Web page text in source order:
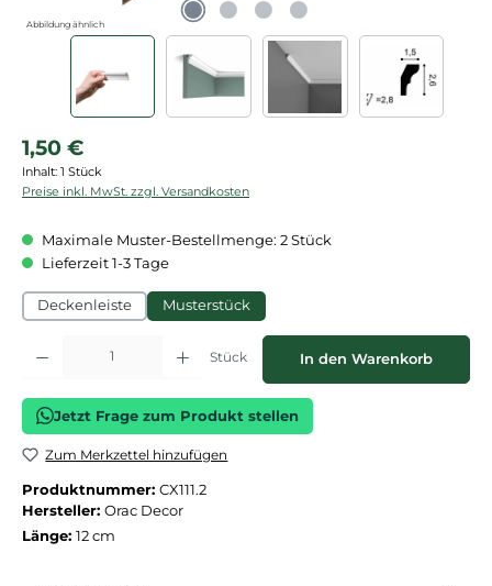
Abbildung ähnlich
Regulärer Preis:
1,50 €
Inhalt: 1 Stück
Preise inkl. MwSt. zzgl. Versandkosten
Maximale Muster-Bestellmenge: 2 Stück
Lieferzeit 1-3 Tage
Deckenleiste Musterstück
Produkt Anzahl: Gib den gewünschten Wert ein oder benutze die
Stück In den Warenkorb
Jetzt Frage zum Produkt stellen
Zum Merkzettel hinzufügen
Produktnummer: CX111.2
Hersteller: Orac Decor
Länge: 12 cm